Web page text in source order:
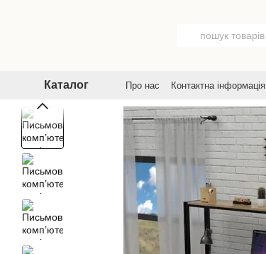
Каталог Про нас Контактна інформація